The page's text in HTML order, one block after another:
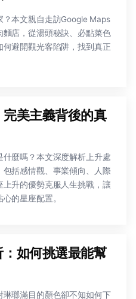
本文親自走訪Google Maps
店，從湯頭秘訣、必點菜色
避開觀光客陷阱，找到真正
美主義背後的真
麼嗎？本文深度解析上升處
括感情觀、事業傾向、人際
升的優勢克服人生挑戰，讓
的星座配置。
如何挑選最能幫
瑯滿目的顏色卻不知如何下